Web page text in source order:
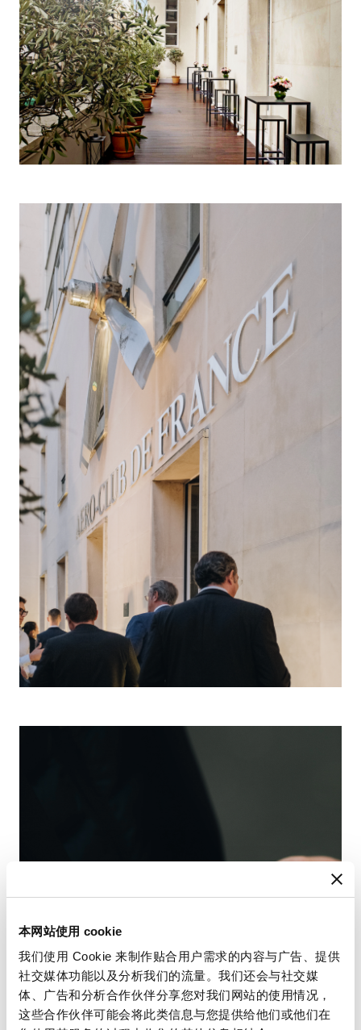
本网站使用 cookie
我们使用 Cookie 来制作贴合用户需求的内容与广告、提供
社交媒体功能以及分析我们的流量。我们还会与社交媒
体、广告和分析合作伙伴分享您对我们网站的使用情况，
这些合作伙伴可能会将此类信息与您提供给他们或他们在